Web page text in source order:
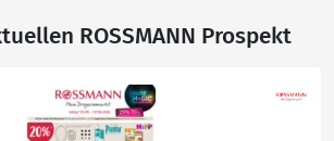
ROSSMANN Prospekt